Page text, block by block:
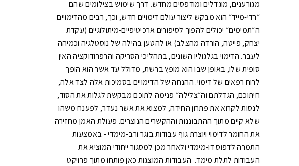
מגורענים, מוגדלים ומודפסים מחדש. דרך שימוש בצילומים שהם
״רדי-מייד״ הוא מבקש ליצור עולם דימויים חדש, וכך, רבים מהדימויים
ה״תמימים״ יכולים להפוך לסיפורים ארכיטיפיים-מיתולוגיים (עקדת
יצחק, פייטה, הורדה מהצלב) או להטען בהילה של נוסטלגיה וכמיהה
לעבר. הדימוי בגלגוליו השונים, בתהליכי הסריקה והרפרודוקציה האין
סופית שלו, באופן שבו הוא מופץ ברשת, מדולל עד אשר הוא הופך
לרוח רפאים של דימוי. ההנחה של הדימויים בסמיכות אלה לצד אלה,
חיתוכם, הגדלתם וה״צלילה״ פנימה לתוכם מבקשת לגלות את הסוד,
לנסות לקרוא את פתרון החידה, למצוא את אשר נעדר, לפענח משהו
שלא קיים מתוך ההתבוננות וההקשרים הנוצרים. פעולת האמן מחזירה
את החומר לדימוי ויוצרת גוף עבודות בוגר ורב-מימדי - באמצעות
התמרה לדפוס דו-מימדי ולאחר מכן למסגור ייחודי המוציא את
העבודות לתלת מימד. העבודות המוצגות כאן פותחו מתוך פרויקט